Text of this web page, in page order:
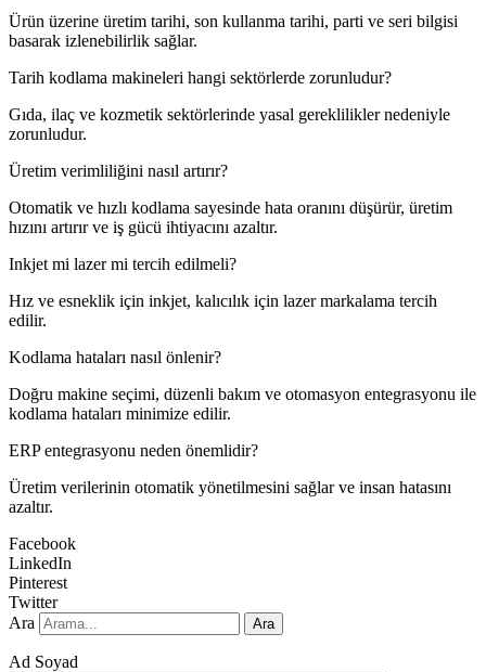
Ürün üzerine üretim tarihi, son kullanma tarihi, parti ve seri bilgisi
basarak izlenebilirlik sağlar.
Tarih kodlama makineleri hangi sektörlerde zorunludur?
Gıda, ilaç ve kozmetik sektörlerinde yasal gereklilikler nedeniyle
zorunludur.
Üretim verimliliğini nasıl artırır?
Otomatik ve hızlı kodlama sayesinde hata oranını düşürür, üretim
hızını artırır ve iş gücü ihtiyacını azaltır.
Inkjet mi lazer mi tercih edilmeli?
Hız ve esneklik için inkjet, kalıcılık için lazer markalama tercih
edilir.
Kodlama hataları nasıl önlenir?
Doğru makine seçimi, düzenli bakım ve otomasyon entegrasyonu ile
kodlama hataları minimize edilir.
ERP entegrasyonu neden önemlidir?
Üretim verilerinin otomatik yönetilmesini sağlar ve insan hatasını
azaltır.
Facebook
LinkedIn
Pinterest
Twitter
Ara
Ara
Ad Soyad